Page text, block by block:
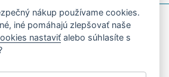
nákup používame cookies.
iné pomáhajú zlepšovať naše
nastaviť alebo súhlasíte s